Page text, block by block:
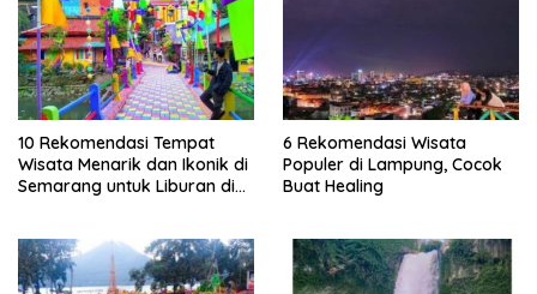
10 Rekomendasi Tempat
Wisata Menarik dan Ikonik di
Semarang untuk Liburan di
6 Rekomendasi Wisata
Populer di Lampung, Cocok
Buat Healing